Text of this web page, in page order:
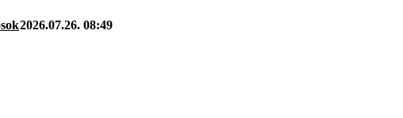
2026.07.26. 08:49